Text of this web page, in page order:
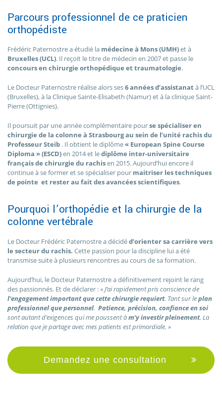
Parcours professionnel de ce praticien
orthopédiste
Frédéric Paternostre a étudié la médecine à Mons (UMH)et à
Bruxelles (UCL). Il reçoit le titre de médecin en 2007 et passe le
concours en chirurgie orthopédique et traumatologie.
Le Docteur Paternostre réalise alors ses6 années d’assistanatà l’UCL
(Bruxelles), à la Clinique Sainte-Elisabeth (Namur) et à la clinique Saint-
Pierre (Ottignies).
Il poursuit par une année complémentaire pourse spécialiser en
chirurgie de la colonne à Strasbourg au sein de l’unité rachis du
Professeur Steib . Il obtient le diplôme« European Spine Course
Diploma » (ESCD)en 2014 et lediplôme inter-universitaire
français de chirurgie du rachisen 2015. Aujourd’hui encore il
continue à se former et se spécialiser pour maitriser les techniques
de pointe et rester au fait des avancées scientifiques.
Pourquoi l’orthopédie et la chirurgie de la
colonne vertébrale
Le Docteur Frédéric Paternostre a décidéd’orienter sa carrière vers
le secteur du rachis. Cette passion pour la discipline lui a été
transmise suite à plusieurs rencontres au cours de sa formation.
Aujourd’hui, le Docteur Paternostre a définitivement rejoint le rang
des passionnés. Et de déclarer : «J’ai rapidement pris conscience de
l’engagement important que cette chirurgie requiert. Tant sur leplan
professionnel que personnel. Patience, précision, confiance en soi
sont autant d’exigences qui me poussent àm’y investir pleinement. La
relation que je partage avec mes patients est primordiale. »
Demandez une consultation